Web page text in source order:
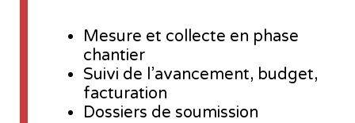
Mesure et collecte en phase
chantier
Suivi de l’avancement, budget,
facturation
Dossiers de soumission